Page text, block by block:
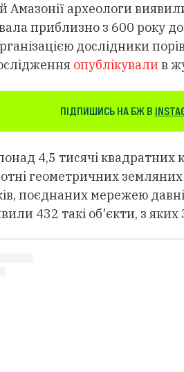
Амазонії археологи
приблизно з 600 року
дослідники
опублікували в
ПІДПИШИСЬ НА БЖ В
4,5 тисячі квадратних
геометричних
поєднаних мережею
432 такі об'єкти, з яких